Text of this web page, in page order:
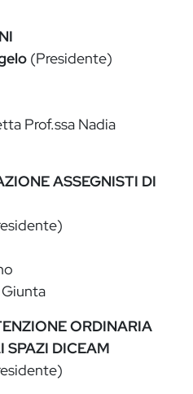
(Presidente)
Prof.ssa Nadia
ASSEGNISTI DI
Giunta
ORDINARIA
SPAZI DICEAM